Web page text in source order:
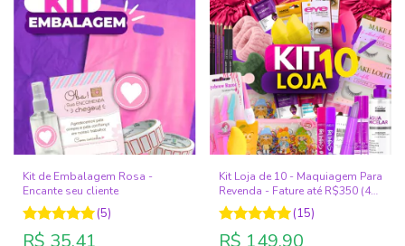
Kit de Embalagem Rosa -
Encante seu cliente
(5)
R$ 35,41
Kit Loja de 10 - Maquiagem Para
Revenda - Fature até R$350 (40
ITENS)
(15)
R$ 149,90